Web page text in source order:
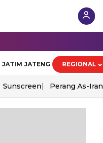
JATIM JATENG REGIONAL
Sunscreen Perang As-Iran